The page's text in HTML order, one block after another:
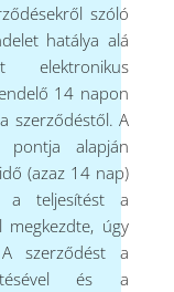
szóló
hatálya alá
elektronikus
14 napon
szerződéstől. A
alapján
(azaz 14 nap)
a teljesítést a
megkezdte, úgy
szerződést a
és a